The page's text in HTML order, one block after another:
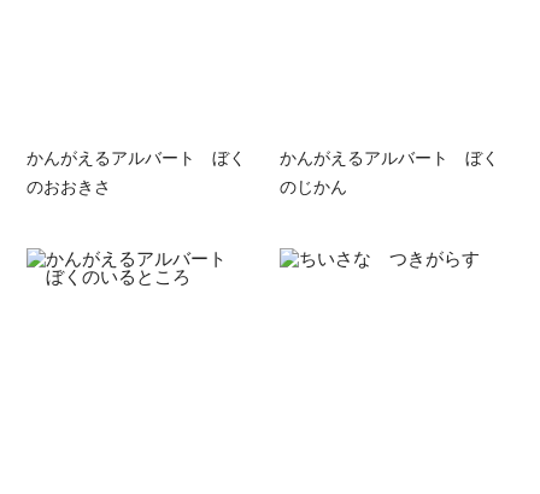
かんがえるアルバート ぼく
のおおきさ
かんがえるアルバート ぼく
のじかん